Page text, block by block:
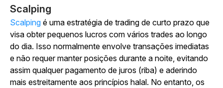
Scalping
Scalping é uma estratégia de trading de curto prazo que
visa obter pequenos lucros com vários trades ao longo
do dia. Isso normalmente envolve transações imediatas
e não requer manter posições durante a noite, evitando
assim qualquer pagamento de juros (riba) e aderindo
mais estreitamente aos princípios halal. No entanto, os